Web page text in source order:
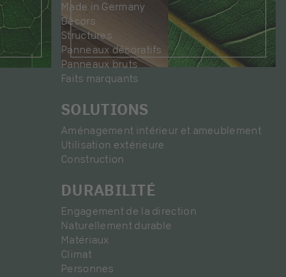
Made in Germany
Décors
Structures
Panneaux décoratifs
Panneaux bruts
Faits marquants
SOLUTIONS
Aménagement intérieur et ameublement
Utilisation extérieure
Construction
DURABILITÉ
Engagement de la direction
Naturellement durable
Matériaux
Climat
Personnes